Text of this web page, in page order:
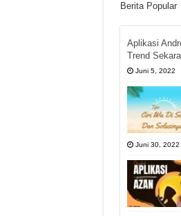
Berita Popular
Aplikasi
Trend
Juni 5, 2022
Juni 30, 2022